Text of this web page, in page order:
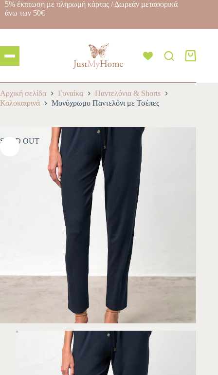
5% έκπτωση με πληρωμή κάρτας / Δωρεάν μεταφορικά
άνω των 50€
Αρχική σελίδα Γυναίκα
Παντελόνια & Shorts
Καλοκαιρινά
Μονόχρωμο Παντελόνι με Τσέπες
SOLD OUT